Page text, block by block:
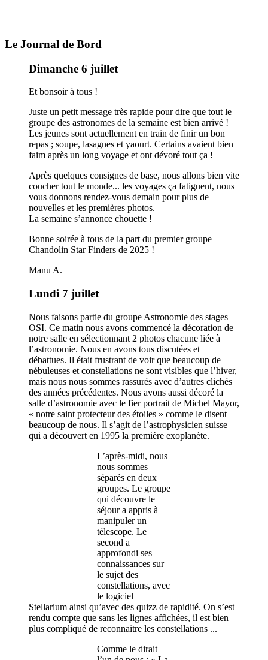
Le Journal de Bord
Dimanche 6 juillet
Et bonsoir à tous !
Juste un petit message très rapide pour dire que tout le
groupe des astronomes de la semaine est bien arrivé !
Les jeunes sont actuellement en train de finir un bon
repas ; soupe, lasagnes et yaourt. Certains avaient bien
faim après un long voyage et ont dévoré tout ça !
Après quelques consignes de base, nous allons bien vite
coucher tout le monde... les voyages ça fatiguent, nous
vous donnons rendez-vous demain pour plus de
nouvelles et les premières photos.
La semaine s’annonce chouette !
Bonne soirée à tous de la part du premier groupe
Chandolin Star Finders de 2025 !
Manu A.
Lundi 7 juillet
Nous faisons partie du groupe Astronomie des stages
OSI. Ce matin nous avons commencé la décoration de
notre salle en sélectionnant 2 photos chacune liée à
l’astronomie. Nous en avons tous discutées et
débattues. Il était frustrant de voir que beaucoup de
nébuleuses et constellations ne sont visibles que l’hiver,
mais nous nous sommes rassurés avec d’autres clichés
des années précédentes. Nous avons aussi décoré la
salle d’astronomie avec le fier portrait de Michel Mayor,
« notre saint protecteur des étoiles » comme le disent
beaucoup de nous. Il s’agit de l’astrophysicien suisse
qui a découvert en 1995 la première exoplanète.
L’après-midi, nous
nous sommes
séparés en deux
groupes. Le groupe
qui découvre le
séjour a appris à
manipuler un
télescope. Le
second a
approfondi ses
connaissances sur
le sujet des
constellations, avec
le logiciel
Stellarium ainsi qu’avec des quizz de rapidité. On s’est
rendu compte que sans les lignes affichées, il est bien
plus compliqué de reconnaitre les constellations ...
Comme le dirait